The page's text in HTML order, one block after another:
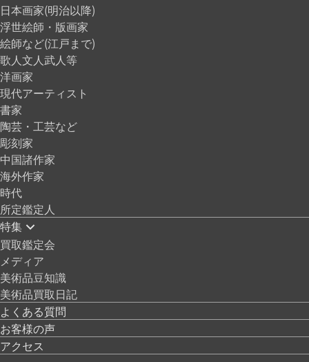
日本画家(明治以降)
浮世絵師・版画家
絵師など(江戸まで)
歌人文人武人等
洋画家
現代アーティスト
書家
陶芸・工芸など
彫刻家
中国諸作家
海外作家
時代
所定鑑定人
特集
買取鑑定会
メディア
美術品豆知識
美術品買取日記
よくある質問
お客様の声
アクセス